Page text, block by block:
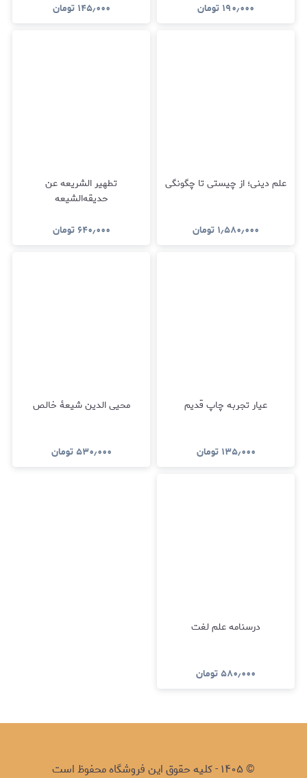
۱۹۰٫۰۰۰ تومان ۱۴۵٫۰۰۰ تومان
علم دینی؛ از چیستی تا چگونگی
۱٫۵۸۰٫۰۰۰ تومان
تطهیر الشریعه عن
حدیقه‌الشیعه
۶۴۰٫۰۰۰تومان
عیار تجربه چاپ قدیم
۱۳۵٫۰۰۰ تومان
محیی الدین شیعۀ خالص
۵۳۰٫۰۰۰تومان
درسنامه علم لغت
۵۸۰٫۰۰۰تومان
©۱۴۰۵-کلیه حقوق این فروشگاه محفوظ است